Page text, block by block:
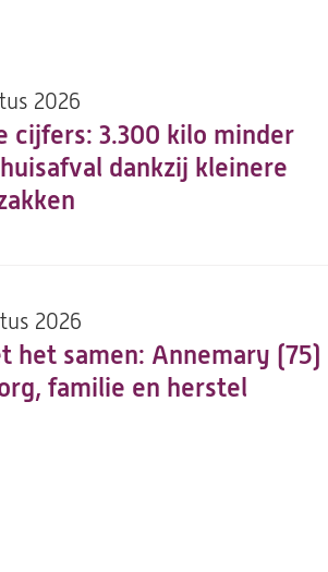
cijfers: 3.300 kilo minder
dankzij kleinere
2026
het samen: Annemary (75)
familie en herstel
2026